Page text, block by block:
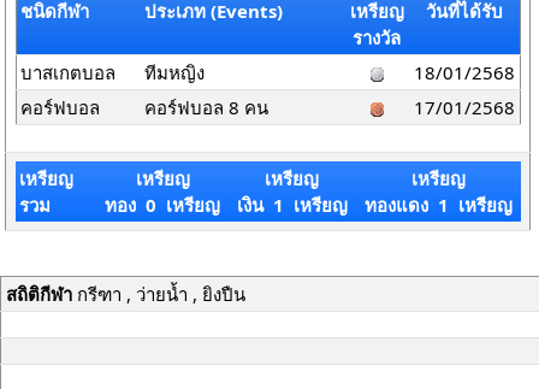
ชนิดกีฬา ประเภท (Events)
เหรียญ
รางวัล
วันที่ได้รับ
บาสเกตบอล ทีมหญิง
18/01/2568
คอร์ฟบอล
คอร์ฟบอล 8 คน 17/01/2568
เหรียญ
รวม
เหรียญ
ทอง 0 เหรียญ
เหรียญ
เงิน 1 เหรียญ
เหรียญ
ทองแดง 1 เหรียญ
สถิติกีฬากรีฑา , ว่ายน้ำ , ยิงปืน